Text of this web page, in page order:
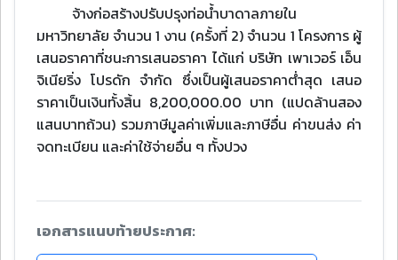
จ้างก่อสร้างปรับปรุงท่อน้ำบาดาลภายใน
มหาวิทยาลัย จํานวน 1 งาน (ครั้งที่ 2) จํานวน 1 โครงการ ผู้
เสนอราคาที่ชนะการเสนอราคา ได้แก่ บริษัท เพาเวอร์ เอ็น
จิเนียริ่ง โปรดัก จํากัด ซึ่งเป็นผู้เสนอราคาต่ําสุด เสนอ
ราคาเป็นเงินทั้งสิ้น 8,200,000.00 บาท (แปดล้านสอง
แสนบาทถ้วน) รวมภาษีมูลค่าเพิ่มและภาษีอื่น ค่าขนส่ง ค่า
จดทะเบียน และค่าใช้จ่ายอื่น ๆ ทั้งปวง
เอกสารแนบท้ายประกาศ: